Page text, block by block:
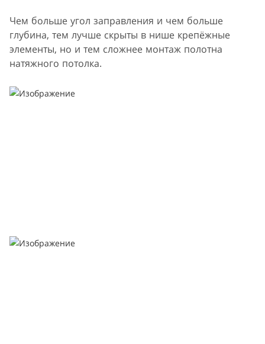
Чем больше угол заправления и чем больше
глубина, тем лучше скрыты в нише крепёжные
элементы, но и тем сложнее монтаж полотна
натяжного потолка.